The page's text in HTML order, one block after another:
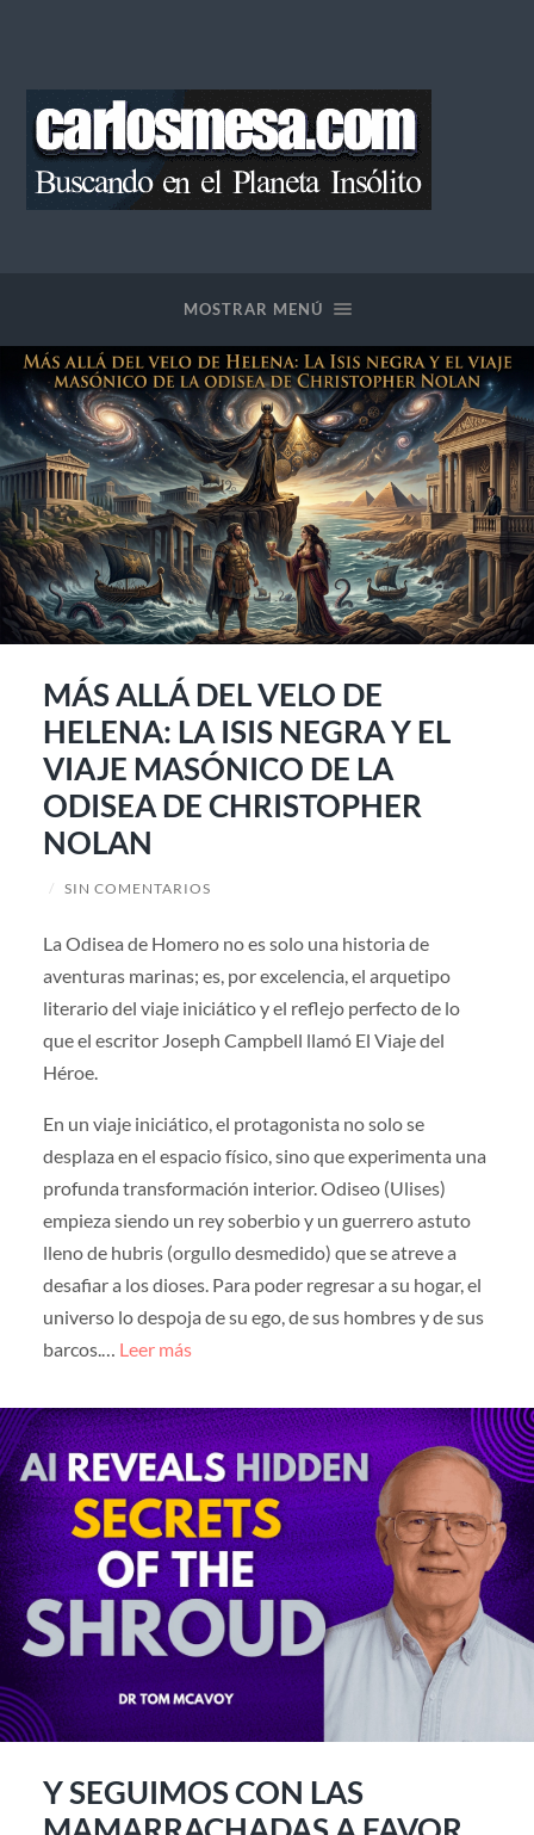
MOSTRAR MENÚ
MÁS ALLÁ DEL VELO DE
HELENA: LA ISIS NEGRA Y EL
VIAJE MASÓNICO DE LA
ODISEA DE CHRISTOPHER
NOLAN
/ SIN COMENTARIOS
La Odisea de Homero no es solo una historia de
aventuras marinas; es, por excelencia, el arquetipo
literario del viaje iniciático y el reflejo perfecto de lo
que el escritor Joseph Campbell llamó El Viaje del
Héroe.
En un viaje iniciático, el protagonista no solo se
desplaza en el espacio físico, sino que experimenta una
profunda transformación interior. Odiseo (Ulises)
empieza siendo un rey soberbio y un guerrero astuto
lleno de hubris (orgullo desmedido) que se atreve a
desafiar a los dioses. Para poder regresar a su hogar, el
universo lo despoja de su ego, de sus hombres y de sus
barcos.… Leer más
Y SEGUIMOS CON LAS